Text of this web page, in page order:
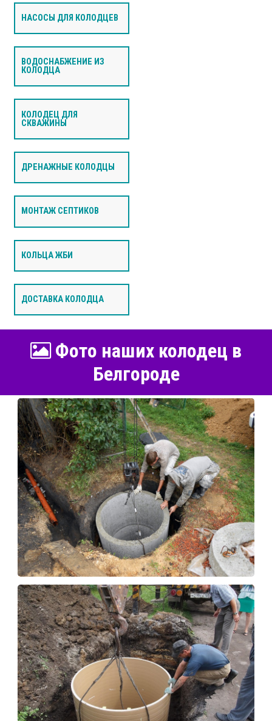
НАСОСЫ ДЛЯ КОЛОДЦЕВ
ВОДОСНАБЖЕНИЕ ИЗ
КОЛОДЦА
КОЛОДЕЦ ДЛЯ
СКВАЖИНЫ
ДРЕНАЖНЫЕ КОЛОДЦЫ
МОНТАЖ СЕПТИКОВ
КОЛЬЦА ЖБИ
ДОСТАВКА КОЛОДЦА
Фото наших колодец в
Белгороде